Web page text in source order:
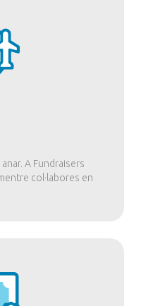
A Fundraisers
col·labores en